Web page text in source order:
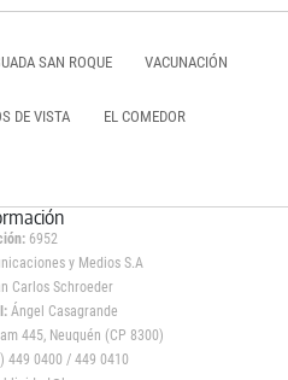
SAN ROQUE VACUNACIÓN
DE VISTA EL COMEDOR
6952
y Medios S.A
Carlos Schroeder
Ángel Casagrande
445, Neuquén (CP 8300)
449 0400 / 449 0410